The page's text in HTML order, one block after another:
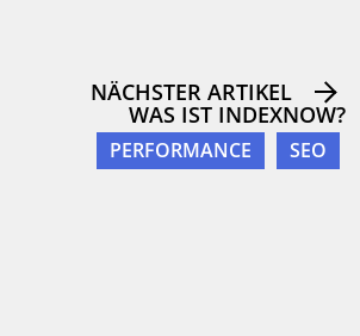
NÄCHSTER ARTIKEL
WAS IST INDEXNOW?
PERFORMANCE SEO